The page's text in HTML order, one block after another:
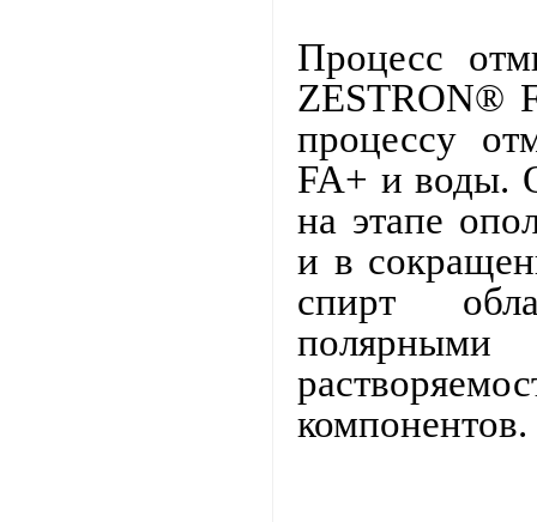
Процесс
ZESTRON®
процессу
FA+ и воды.
на этапе
и в
спирт
компонентов.